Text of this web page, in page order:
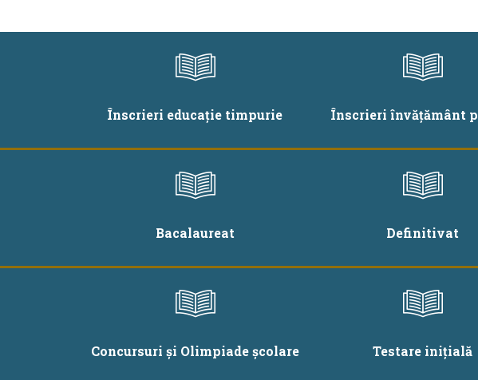
Înscrieri educație timpurie Înscrieri învățământ
Bacalaureat Definitivat
Concursuri și Olimpiade școlare Testare inițială